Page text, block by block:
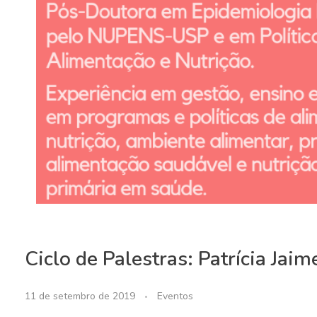
Ciclo de Palestras: Patrícia
11 de setembro de 2019 Eventos